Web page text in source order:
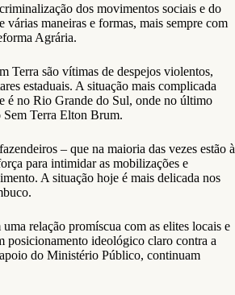
dos movimentos sociais e do
várias maneiras e formas, mais sempre com
Agrária.
Terra são vítimas de despejos violentos,
estaduais. A situação mais complicada
é no Rio Grande do Sul, onde no último
Sem Terra Elton Brum.
– que na maioria das vezes estão à
para intimidar as mobilizações e
A situação hoje é mais delicada nos
relação promíscua com as elites locais e
posicionamento ideológico claro contra a
do Ministério Público, continuam